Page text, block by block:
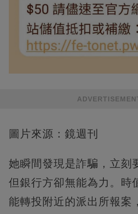
圖片來源：鏡週刊
她瞬間發現是詐騙，立刻
但銀行方卻無能為力。時
能轉投附近的派出所報案